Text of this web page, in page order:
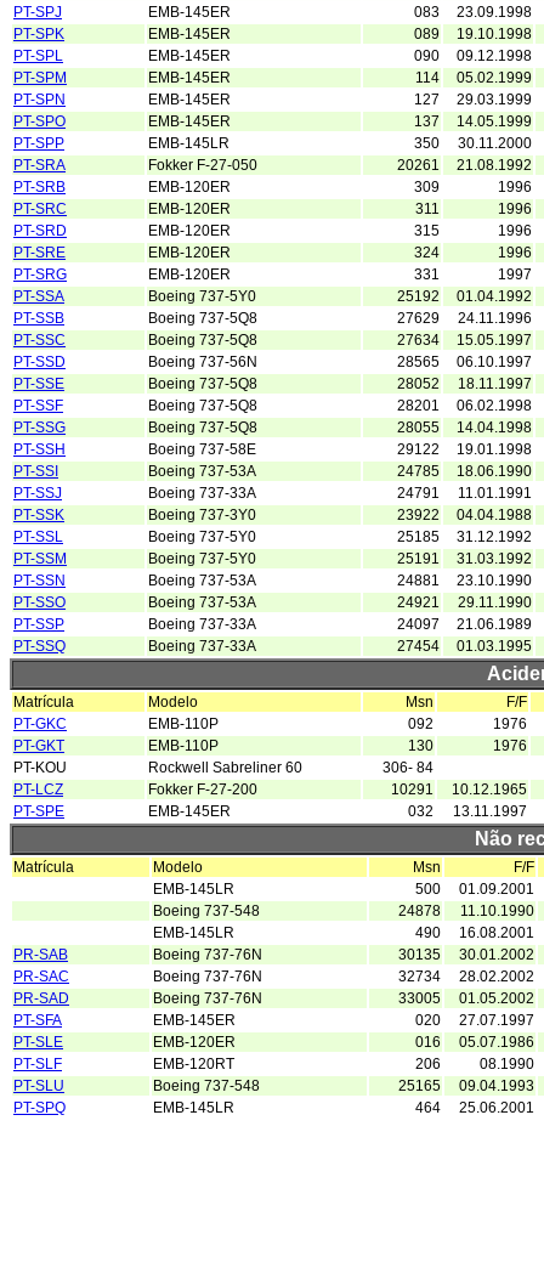
PT-SPJ
EMB-145ER 083
23.09.1998
PT-SPK
EMB-145ER 089
19.10.1998
PT-SPL
EMB-145ER 090
09.12.1998
PT-SPM
EMB-145ER 114
05.02.1999
PT-SPN
EMB-145ER 127
29.03.1999
PT-SPO
EMB-145ER 137
14.05.1999
PT-SPP
EMB-145LR 350
30.11.2000
PT-SRA
Fokker F-27-050 20261
21.08.1992
PT-SRB
EMB-120ER 309
1996
PT-SRC
EMB-120ER 311
1996
PT-SRD
EMB-120ER 315
1996
PT-SRE
EMB-120ER 324
1996
PT-SRG
EMB-120ER 331
1997
PT-SSA
Boeing 737-5Y0 25192
01.04.1992
PT-SSB
Boeing 737-5Q8 27629
24.11.1996
PT-SSC
Boeing 737-5Q8 27634
15.05.1997
PT-SSD
Boeing 737-56N 28565
06.10.1997
PT-SSE
Boeing 737-5Q8 28052
18.11.1997
PT-SSF
Boeing 737-5Q8 28201
06.02.1998
PT-SSG
Boeing 737-5Q8 28055
14.04.1998
PT-SSH
Boeing 737-58E 29122
19.01.1998
PT-SSI
Boeing 737-53A 24785
18.06.1990
PT-SSJ
Boeing 737-33A 24791
11.01.1991
PT-SSK
Boeing 737-3Y0 23922
04.04.1988
PT-SSL
Boeing 737-5Y0 25185
31.12.1992
PT-SSM
Boeing 737-5Y0 25191
31.03.1992
PT-SSN
Boeing 737-53A 24881
23.10.1990
PT-SSO
Boeing 737-53A 24921
29.11.1990
PT-SSP
Boeing 737-33A 24097
21.06.1989
PT-SSQ
Boeing 737-33A 27454 01.03.1995
Matrícula Modelo Msn
F/F
PT-GKC
EMB-110P 092
1976
PT-GKT
EMB-110P 130
1976
PT-KOU
Rockwell Sabreliner 60
306- 84
PT-LCZ
Fokker F-27-200 10291
10.12.1965
PT-SPE
EMB-145ER 032 13.11.1997
Não
Matrícula Modelo Msn
F/F
EMB-145LR
500
01.09.2001
Boeing 737-548
24878
11.10.1990
EMB-145LR
490
16.08.2001
PR-SAB
Boeing 737-76N 30135
30.01.2002
PR-SAC
Boeing 737-76N 32734
28.02.2002
PR-SAD
Boeing 737-76N 33005
01.05.2002
PT-SFA
EMB-145ER 020
27.07.1997
PT-SLE
EMB-120ER 016
05.07.1986
PT-SLF
EMB-120RT 206
08.1990
PT-SLU
Boeing 737-548 25165
09.04.1993
PT-SPQ
EMB-145LR 464 25.06.2001